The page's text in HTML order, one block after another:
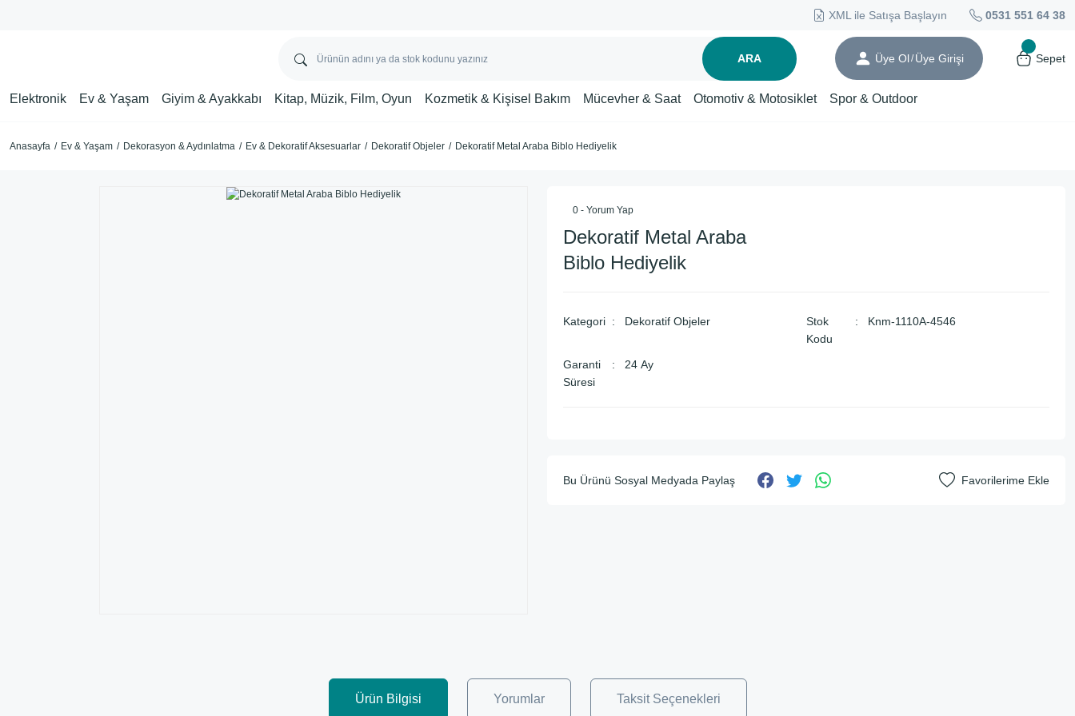
XML ile Satışa Başlayın 0531 551 64 38
ARA Üye Ol/ Üye Girişi Sepet
Elektronik Ev & Yaşam Giyim & Ayakkabı Kitap, Müzik, Film, Oyun Kozmetik & Kişisel Bakım Mücevher & Saat Otomotiv & Motosiklet Spor & Outdoor
Anasayfa Ev & Yaşam Dekorasyon & Aydınlatma Ev & Dekoratif Aksesuarlar Dekoratif Objeler Dekoratif Metal Araba Biblo Hediyelik
0 - Yorum Yap
Dekoratif Metal Araba
Biblo Hediyelik
Kategori Dekoratif Objeler
Stok
Kodu
Knm-1110A-4546
Garanti
Süresi
24 Ay
Bu Ürünü Sosyal Medyada Paylaş
Ürün Bilgisi Yorumlar Taksit Seçenekleri